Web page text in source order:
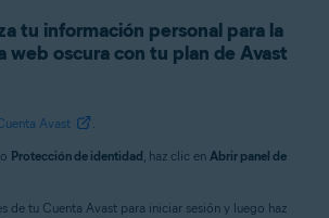
tu información personal para la
web oscura con tu plan de Avast
Avast
.
Protección de identidad, haz clic en Abrir panel de
de tu Cuenta Avast para iniciar sesión y luego haz